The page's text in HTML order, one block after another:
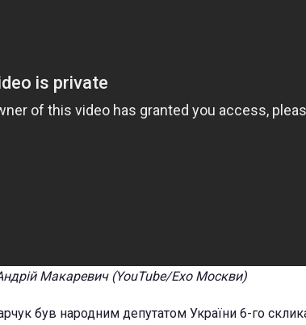
Макаревич (YouTube/Ехо Москви)
був народним депутатом України 6-го